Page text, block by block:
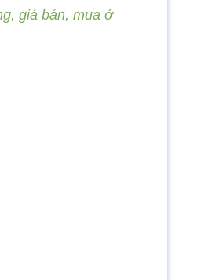
giá bán, mua ở